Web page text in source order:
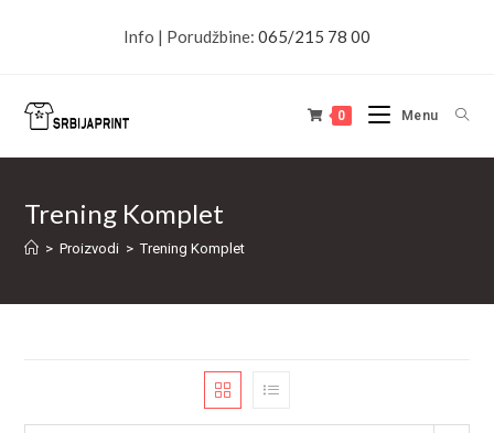
Info | Porudžbine: 065/215 78 00
0 Menu
Trening Komplet
> Proizvodi > Trening Komplet